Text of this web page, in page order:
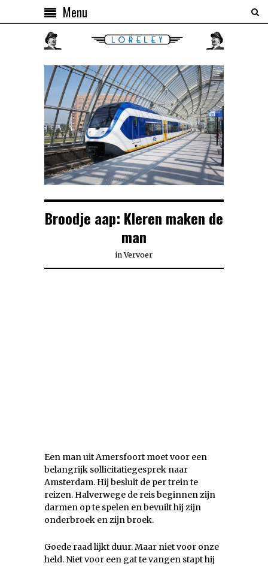
Menu
Broodje aap: Kleren maken de
man
in Vervoer
Een man uit Amersfoort moet voor een
belangrijk sollicitatiegesprek naar
Amsterdam. Hij besluit de per trein te
reizen. Halverwege de reis beginnen zijn
darmen op te spelen en bevuilt hij zijn
onderbroek en zijn broek.
Goede raad lijkt duur. Maar niet voor onze
held. Niet voor een gat te vangen stapt hij